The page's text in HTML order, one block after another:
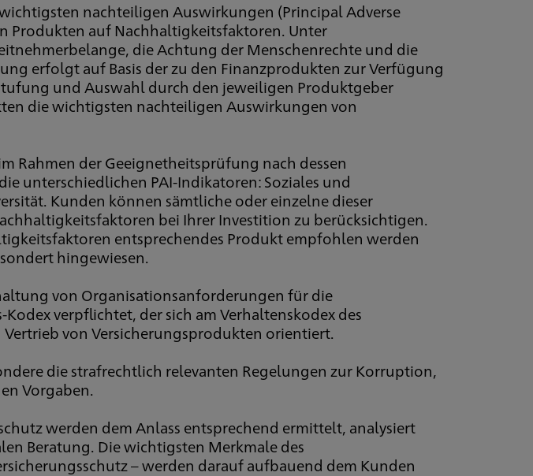
nachteiligen Auswirkungen (Principal Adverse
Produkten auf Nachhaltigkeitsfaktoren. Unter
die Achtung der Menschenrechte und die
erfolgt auf Basis der zu den Finanzprodukten zur Verfügung
und Auswahl durch den jeweiligen Produktgeber
die wichtigsten nachteiligen Auswirkungen von
Rahmen der Geeignetheitsprüfung nach dessen
unterschiedlichen PAI-Indikatoren: Soziales und
Kunden können sämtliche oder einzelne dieser
bei Ihrer Investition zu berücksichtigen.
entsprechendes Produkt empfohlen werden
hingewiesen.
von Organisationsanforderungen für die
verpflichtet, der sich am Verhaltenskodex des
von Versicherungsprodukten orientiert.
die strafrechtlich relevanten Regelungen zur Korruption,
Vorgaben.
werden dem Anlass entsprechend ermittelt, analysiert
Beratung. Die wichtigsten Merkmale des
– werden darauf aufbauend dem Kunden